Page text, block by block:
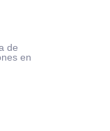
de
en